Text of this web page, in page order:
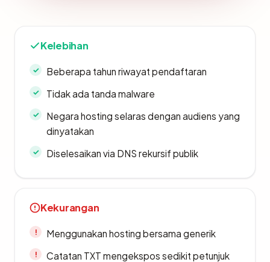
Kelebihan
Beberapa tahun riwayat pendaftaran
Tidak ada tanda malware
Negara hosting selaras dengan audiens yang
dinyatakan
Diselesaikan via DNS rekursif publik
Kekurangan
Menggunakan hosting bersama generik
Catatan TXT mengekspos sedikit petunjuk